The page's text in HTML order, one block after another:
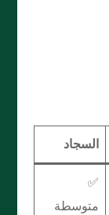
السجاد
✅
متوسطة